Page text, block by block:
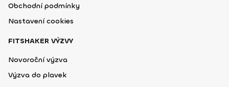
Obchodní podmínky
Nastavení cookies
FITSHAKER VÝZVY
Novoroční výzva
Výzva do plavek